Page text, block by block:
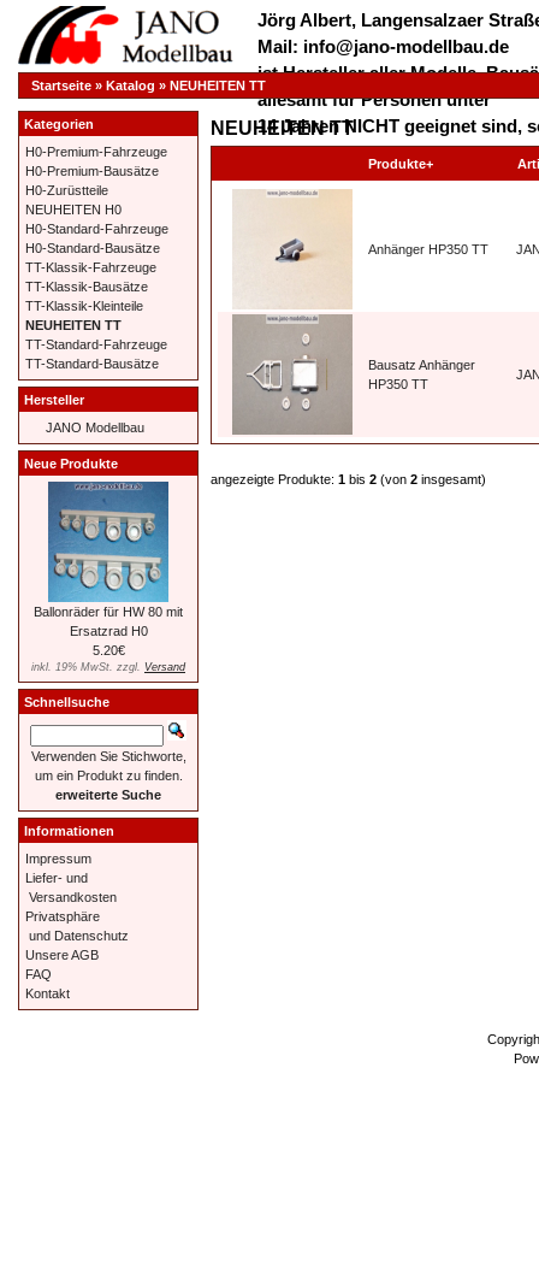
Jörg Albert, Langensalzaer
Mail: info@jano-modellbau.de
ist Hersteller aller Modelle,
allesamt für Personen unter
14 Jahren NICHT geeignet sind,
verschluckt werden dürfen!
*************** Herzlich
Startseite » Katalog » NEUHEITEN TT
NEUHEITEN TT
Produkte+
Anhänger HP350 TT
Bausatz Anhänger
HP350 TT
angezeigte Produkte: 1 bis 2 (von 2 insgesamt)
Kategorien
H0-Premium-Fahrzeuge
H0-Premium-Bausätze
H0-Zurüstteile
NEUHEITEN H0
H0-Standard-Fahrzeuge
H0-Standard-Bausätze
TT-Klassik-Fahrzeuge
TT-Klassik-Bausätze
TT-Klassik-Kleinteile
NEUHEITEN TT
TT-Standard-Fahrzeuge
TT-Standard-Bausätze
Hersteller
JANO Modellbau
Neue Produkte
Ballonräder für HW 80 mit
Ersatzrad H0
5.20€
inkl. 19% MwSt. zzgl. Versand
Schnellsuche
Verwenden Sie Stichworte,
um ein Produkt zu finden.
erweiterte Suche
Informationen
Impressum
Liefer- und
Versandkosten
Privatsphäre
und Datenschutz
Unsere AGB
FAQ
Kontakt